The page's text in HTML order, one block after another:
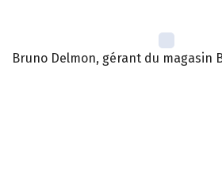
Bruno Delmon, gérant du magasin